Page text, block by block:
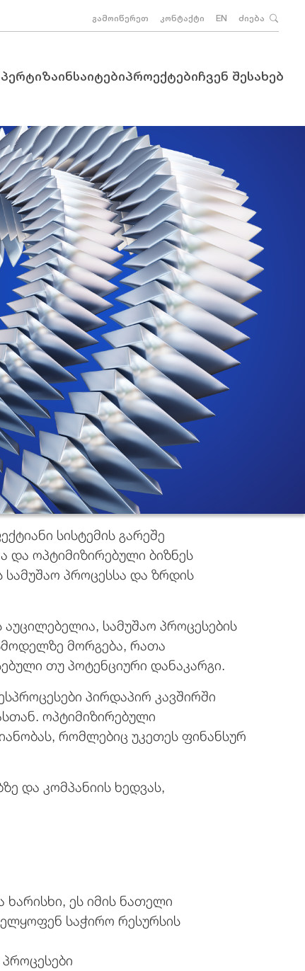
გამოიწერეთ კონტაქტი EN ძიება
ინსაიტებიპროექტებიჩვენ შესახებ
სისტემის გარეშე
და ოპტიმიზირებული ბიზნეს
პროცესსა და ზრდის
სამუშაო პროცესების
მორგება, რათა
თუ პოტენციური დანაკარგი.
პირდაპირ კავშირში
ოპტიმიზირებული
რომლებიც უკეთეს ფინანსურ
და კომპანიის ხედვას,
ხარისხი, ეს იმის ნათელი
საჭირო რესურსის